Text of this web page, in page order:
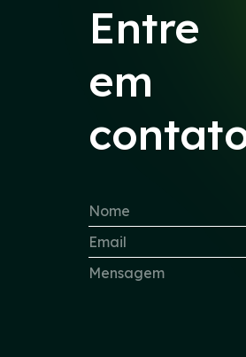
Entre
em